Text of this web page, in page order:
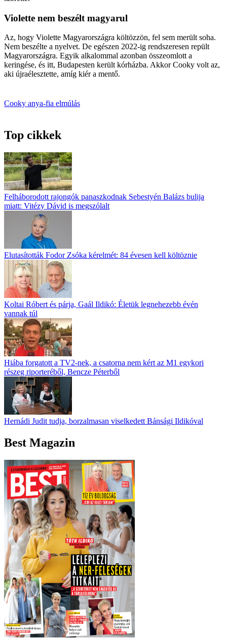
Violette nem beszélt magyarul
Az, hogy Violette Magyarországra költözzön, fel sem merült soha.
Nem beszélte a nyelvet. De egészen 2022-ig rendszeresen repült
Magyarországra. Egyik alkalommal azonban összeomlott a
keringése, és itt, Budapesten került kórházba. Akkor Cooky volt az,
aki újraélesztette, amíg kiér a mentő.
Cooky anya-fia elmúlás
Top cikkek
Felháborodott rajongók panaszkodnak Sebestyén Balázs bulija
miatt: Vitézy Dávid is megszólalt
Elutasították Fodor Zsóka kérelmét: 84 évesen kell költöznie
Koltai Róbert és párja, Gaál Ildikó: Életük legnehezebb évén
vannak túl
Hiába forgatott a TV2-nek, a csatorna nem kért az M1 egykori
részeg riporteréből, Bencze Péterből
Hernádi Judit tudja, borzalmasan viselkedett Bánsági Ildikóval
Best Magazin